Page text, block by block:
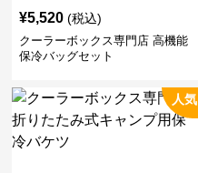
¥5,520 (税込)
クーラーボックス専門店 高機能
保冷バッグセット
人気